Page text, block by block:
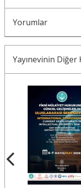
Yorumlar
Yayınevinin Diğer